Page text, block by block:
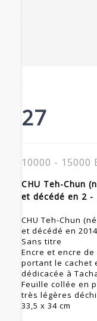
27
10000 - 15000
CHU Teh-Chun
et décédé en 2 -
CHU Teh-Chun
et décédé en
Sans titre
Encre et encre
portant le cachet
dédicacée à
Feuille collée en
très légères
33,5 x 34 cm